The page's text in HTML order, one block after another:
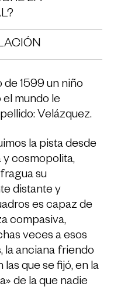
de 1599 un niño
el mundo le
Velázquez.
la pista desde
y cosmopolita,
su
distante y
es capaz de
compasiva,
veces a esos
la anciana friendo
que se fijó, en la
de la que nadie